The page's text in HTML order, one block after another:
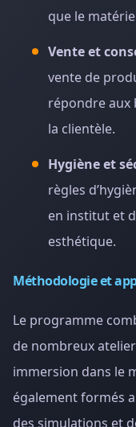
que le
Vente et
vente de
répondre aux
la clientèle.
Hygiène et
règles
en institut et
esthétique.
Méthodologie et
Le programme
de nombreux
immersion dans le
également formés
des simulations et